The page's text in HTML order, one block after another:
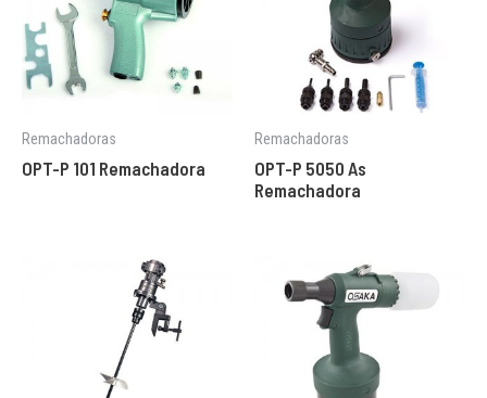
Remachadoras
OPT-P 101 Remachadora
Remachadoras
OPT-P 5050 As
Remachadora